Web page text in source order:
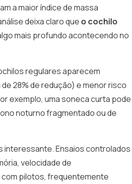
a maior índice de massa
deixa claro que o cochilo
mais profundo acontecendo no
regulares aparecem
28% de redução) e menor risco
exemplo, uma soneca curta pode
noturno fragmentado ou de
interessante. Ensaios controlados
velocidade de
com pilotos, frequentemente